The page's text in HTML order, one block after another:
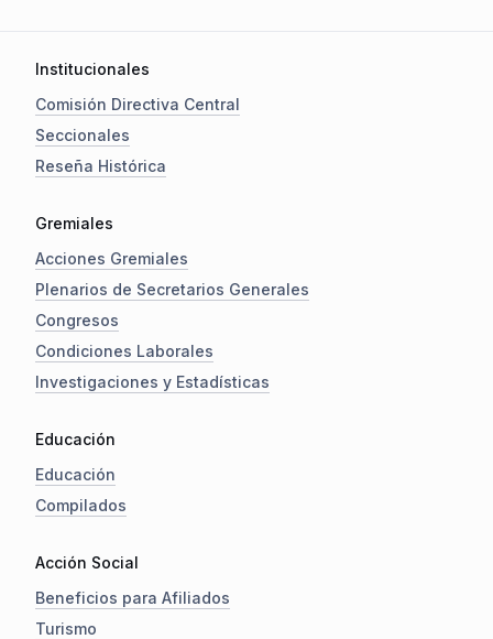
Institucionales
Comisión Directiva Central
Seccionales
Reseña Histórica
Gremiales
Acciones Gremiales
Plenarios de Secretarios Generales
Congresos
Condiciones Laborales
Investigaciones y Estadísticas
Educación
Educación
Compilados
Acción Social
Beneficios para Afiliados
Turismo